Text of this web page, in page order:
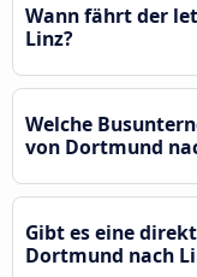
Wann fährt der
Linz?
Welche
von Dortmund
Gibt es eine
Dortmund nach